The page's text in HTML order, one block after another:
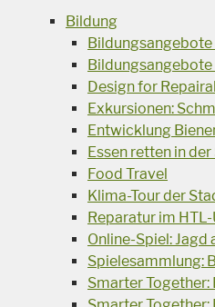
Bildung
Bildungsangebote
Design for
Exkursionen:
Entwicklung
Essen retten in der
Food Travel
Klima-Tour der
Reparatur im
Online-Spiel: Jagd
Spielesammlung:
Smarter Together: